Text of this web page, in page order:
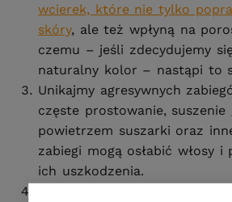
wcierek, które nie tylko
skóry, ale też wpłyną na
czemu – jeśli zdecydujemy
naturalny kolor – nastąpi to
Unikajmy agresywnych
częste prostowanie, suszenie
powietrzem suszarki oraz
zabiegi mogą osłabić włosy i
ich uszkodzenia.